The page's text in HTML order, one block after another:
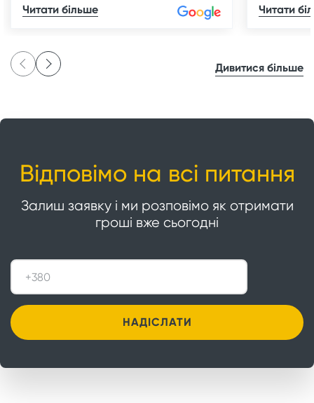
Читати більше Читати
Дивитися більше
Відповімо на всі питання
Залиш заявку і ми розповімо як отримати
гроші вже сьогодні